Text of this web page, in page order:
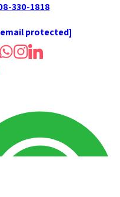
08-330-1818
[email protected]